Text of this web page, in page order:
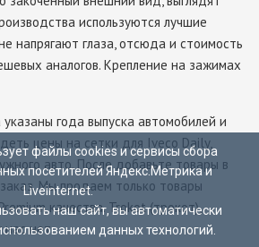
используются лучшие
напрягают глаза, отсюда и стоимость
аналогов. Крепление на зажимах
года выпуска автомобилей и
цены на сетки для Iveco Daily,
авто. После добавьте товары в
Мы продаем только товары
качества. Trokot (трокот),
нас нет.
файлы cookies и сервисы сбора
посетителей Яндекс.Метрика и
Liveinternet.
наш сайт, вы автоматически
данных технологий.